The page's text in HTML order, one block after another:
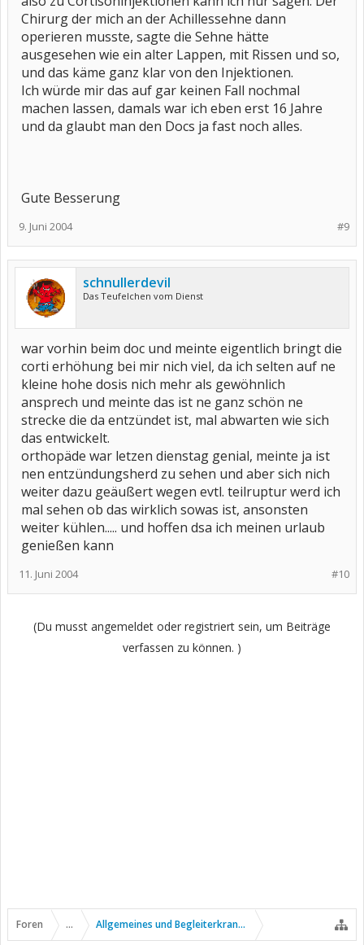
Chirurg der mich an der Achillessehne dann
operieren musste, sagte die Sehne hätte
ausgesehen wie ein alter Lappen, mit Rissen und so,
und das käme ganz klar von den Injektionen.
Ich würde mir das auf gar keinen Fall nochmal
machen lassen, damals war ich eben erst 16 Jahre
und da glaubt man den Docs ja fast noch alles.
Gute Besserung
#9
9. Juni 2004
schnullerdevil
Das Teufelchen vom Dienst
war vorhin beim doc und meinte eigentlich bringt die
corti erhöhung bei mir nich viel, da ich selten auf ne
kleine hohe dosis nich mehr als gewöhnlich
ansprech und meinte das ist ne ganz schön ne
strecke die da entzündet ist, mal abwarten wie sich
das entwickelt.
orthopäde war letzen dienstag genial, meinte ja ist
nen entzündungsherd zu sehen und aber sich nich
weiter dazu geäußert wegen evtl. teilruptur werd ich
mal sehen ob das wirklich sowas ist, ansonsten
weiter kühlen..... und hoffen dsa ich meinen urlaub
genießen kann
#10
11. Juni 2004
(Du musst angemeldet oder registriert sein, um Beiträge
verfassen zu können. )
Foren ... Allgemeines und Begleiterkrankungen